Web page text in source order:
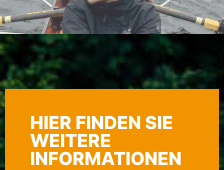
HIER FINDEN SIE
WEITERE
INFORMATIONEN